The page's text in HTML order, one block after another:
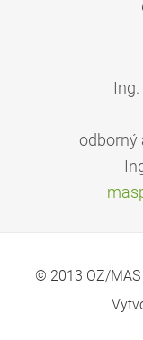
odborný
© 2013 OZ/MAS